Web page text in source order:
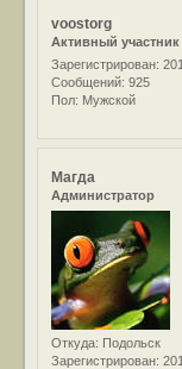
voostorg
Активный участник
Зарегистрирован:
Сообщений: 925
Пол: Мужской
Магда
Администратор
Откуда: Подольск
Зарегистрирован: